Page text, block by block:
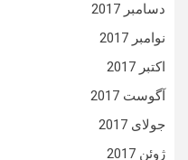
دسامبر 2017
نوامبر 2017
اکتبر 2017
آگوست 2017
جولای 2017
ژوئن 2017